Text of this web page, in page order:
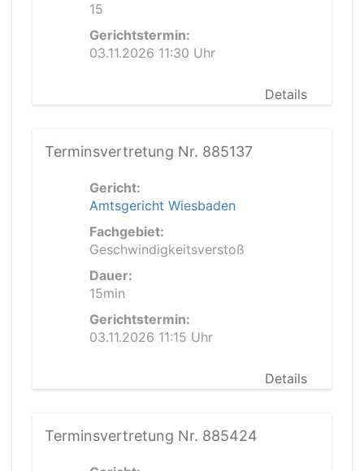
15
Gerichtstermin:
03.11.2026 11:30 Uhr
Details
Terminsvertretung Nr. 885137
Gericht:
Amtsgericht Wiesbaden
Fachgebiet:
Geschwindigkeitsverstoß
Dauer:
15min
Gerichtstermin:
03.11.2026 11:15 Uhr
Details
Terminsvertretung Nr. 885424